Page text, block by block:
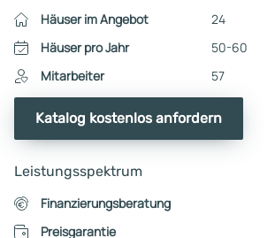
Häuser im Angebot
24
Häuser pro Jahr
50-60
Mitarbeiter
57
Katalog kostenlos anfordern
Leistungsspektrum
Finanzierungsberatung
Preisgarantie